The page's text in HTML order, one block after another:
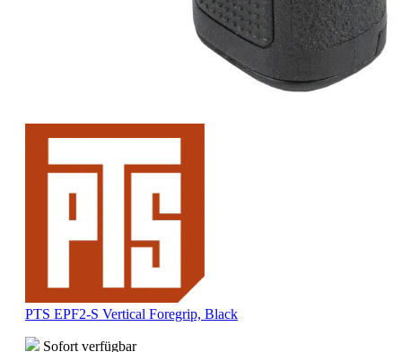
PTS EPF2-S Vertical Foregrip, Black
Sofort verfügbar